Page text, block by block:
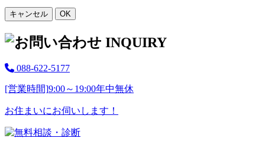
キャンセル OK
088-622-5177
[営業時間]9:00～19:00年中無休
お住まいにお伺いします！